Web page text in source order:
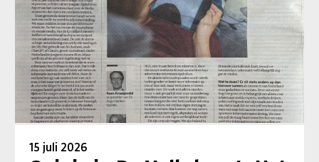
15 juli 2026